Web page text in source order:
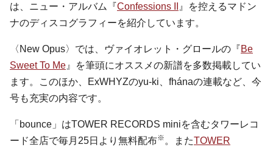
は、ニュー・アルバム『Confessions II
』を控えるマドン
ナのディスコグラフィーを紹介しています。
〈New Opus〉では、ヴァイオレット・グロールの『Be
Sweet To Me 』を筆頭にオススメの新譜を多数掲載してい
ます。このほか、ExWHYZのyu-ki、fhánaの連載など、今
号も充実の内容です。
「bounce」はTOWER RECORDS miniを含むタワーレコ
ード全店で毎月25日より無料配布※ 。またTOWER